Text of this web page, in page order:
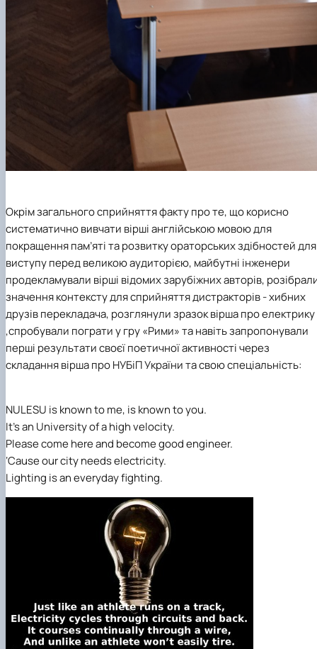
Окрім загального сприйняття факту про те, що корисно
систематично вивчати вірші англійською мовою для
покращення пам’яті та розвитку ораторських здібностей для
виступу перед великою аудиторією, майбутні інженери
продекламували вірші відомих зарубіжних авторів,
значення контексту для сприйняття дистракторів - хибних
друзів перекладача, розглянули зразок вірша про електрику
,спробували пограти у гру «Рими» та навіть запропонували
перші результати своєї поетичної активності через
складання вірша про НУБіП України та свою спеціальність:
NULESU is known to me, is known to you.
It’s an University of a high velocity.
Please come here and become good engineer.
‘Cause our city needs electricity.
Lighting is an everyday fighting.